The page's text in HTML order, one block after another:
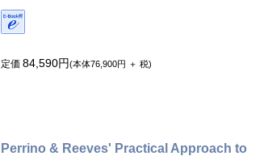
定価 84,590円(本体76,900円 ＋ 税)
Perrino & Reeves' Practical Approach to